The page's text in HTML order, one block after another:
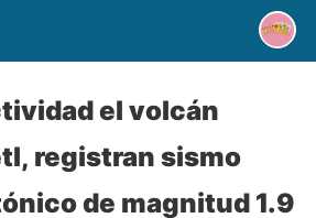
el volcán
registran sismo
de magnitud 1.9